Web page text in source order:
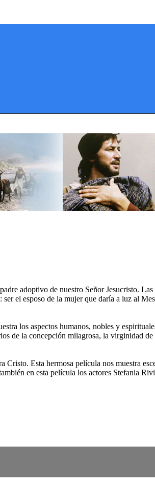
adoptivo de nuestro Señor Jesucristo.
el esposo de la mujer que daría a luz al
los aspectos humanos, nobles y
de la concepción milagrosa, la virginidad
Esta hermosa película nos muestra
en esta película los actores Stefania